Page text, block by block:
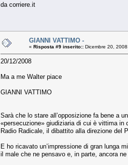
da corriere.it
GIANNI VATTIMO -
« Risposta #9 inserito:: Dicembre 20,
20/12/2008
Ma a me Walter piace
GIANNI VATTIMO
Sarà che lo stare all’opposizione fa bene a
«persecuzione» giudiziaria di cui è vittima
Radio Radicale, il dibattito alla direzione del
E ho ricavato un’impressione di gran lunga
il male che ne pensavo e, in parte, ancora